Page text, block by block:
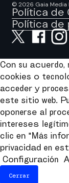
© 2026 Gaia Media
Política de
Política de
Con su
cookies o
acceder y
este sitio web.
oponerse al
intereses
clic en "Más
privacidad en
Configuración
Cerrar